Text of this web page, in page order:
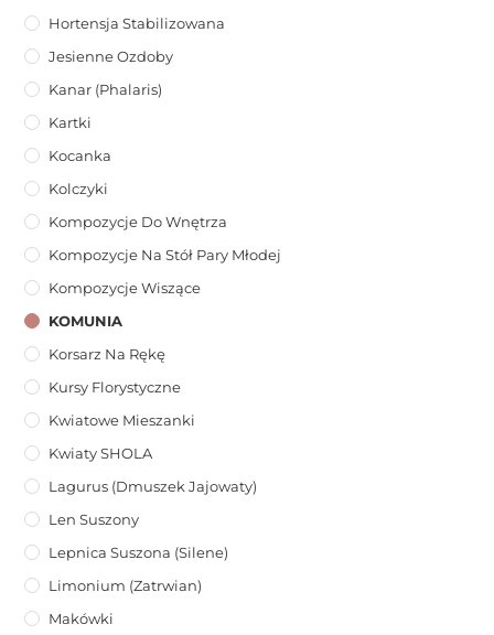
Hortensja Stabilizowana
Jesienne Ozdoby
Kanar (phalaris)
Kartki
Kocanka
Kolczyki
Kompozycje Do Wnętrza
Kompozycje Na Stół Pary Młodej
Kompozycje Wiszące
KOMUNIA
Korsarz Na Rękę
Kursy Florystyczne
Kwiatowe Mieszanki
Kwiaty SHOLA
Lagurus (dmuszek Jajowaty)
Len Suszony
Lepnica Suszona (Silene)
Limonium (zatrwian)
Makówki